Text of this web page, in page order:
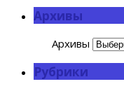
Архивы
Архивы
Рубрики